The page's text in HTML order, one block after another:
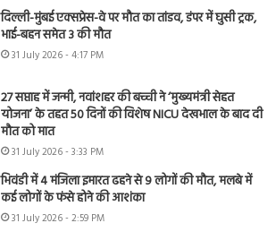
दिल्ली-मुंबई एक्सप्रेस-वे पर मौत का तांडव, डंपर में घुसी ट्रक,
भाई-बहन समेत 3 की मौत
31 July 2026 - 4:17 PM
27 सप्ताह में जन्मी, नवांशहर की बच्ची ने ‘मुख्यमंत्री सेहत
योजना’ के तहत 50 दिनों की विशेष NICU देखभाल के बाद दी
मौत को मात
31 July 2026 - 3:33 PM
भिवंडी में 4 मंजिला इमारत ढहने से 9 लोगों की मौत, मलबे में
कई लोगों के फंसे होने की आशंका
31 July 2026 - 2:59 PM